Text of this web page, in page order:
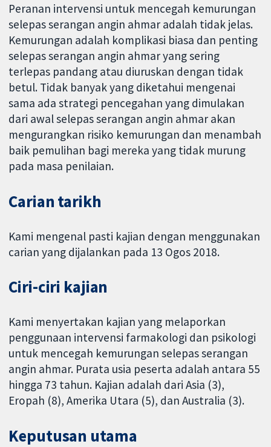
Peranan intervensi untuk mencegah kemurungan
selepas serangan angin ahmar adalah tidak jelas.
Kemurungan adalah komplikasi biasa dan penting
selepas serangan angin ahmar yang sering
terlepas pandang atau diuruskan dengan tidak
betul. Tidak banyak yang diketahui mengenai
sama ada strategi pencegahan yang dimulakan
dari awal selepas serangan angin ahmar akan
mengurangkan risiko kemurungan dan menambah
baik pemulihan bagi mereka yang tidak murung
pada masa penilaian.
Carian tarikh
Kami mengenal pasti kajian dengan menggunakan
carian yang dijalankan pada 13 Ogos 2018.
Ciri-ciri kajian
Kami menyertakan kajian yang melaporkan
penggunaan intervensi farmakologi dan psikologi
untuk mencegah kemurungan selepas serangan
angin ahmar. Purata usia peserta adalah antara 55
hingga 73 tahun. Kajian adalah dari Asia (3),
Eropah (8), Amerika Utara (5), dan Australia (3).
Keputusan utama